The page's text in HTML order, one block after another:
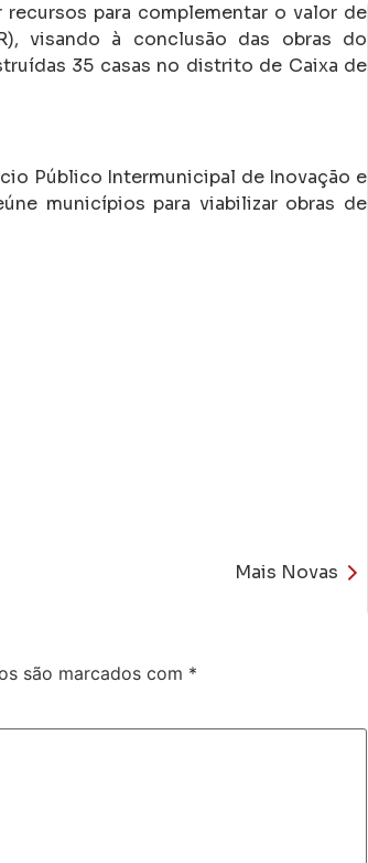
para complementar o valor de
visando à conclusão das obras do
35 casas no distrito de Caixa de
Público Intermunicipal de Inovação e
municípios para viabilizar obras de
Mais Novas
são marcados com *